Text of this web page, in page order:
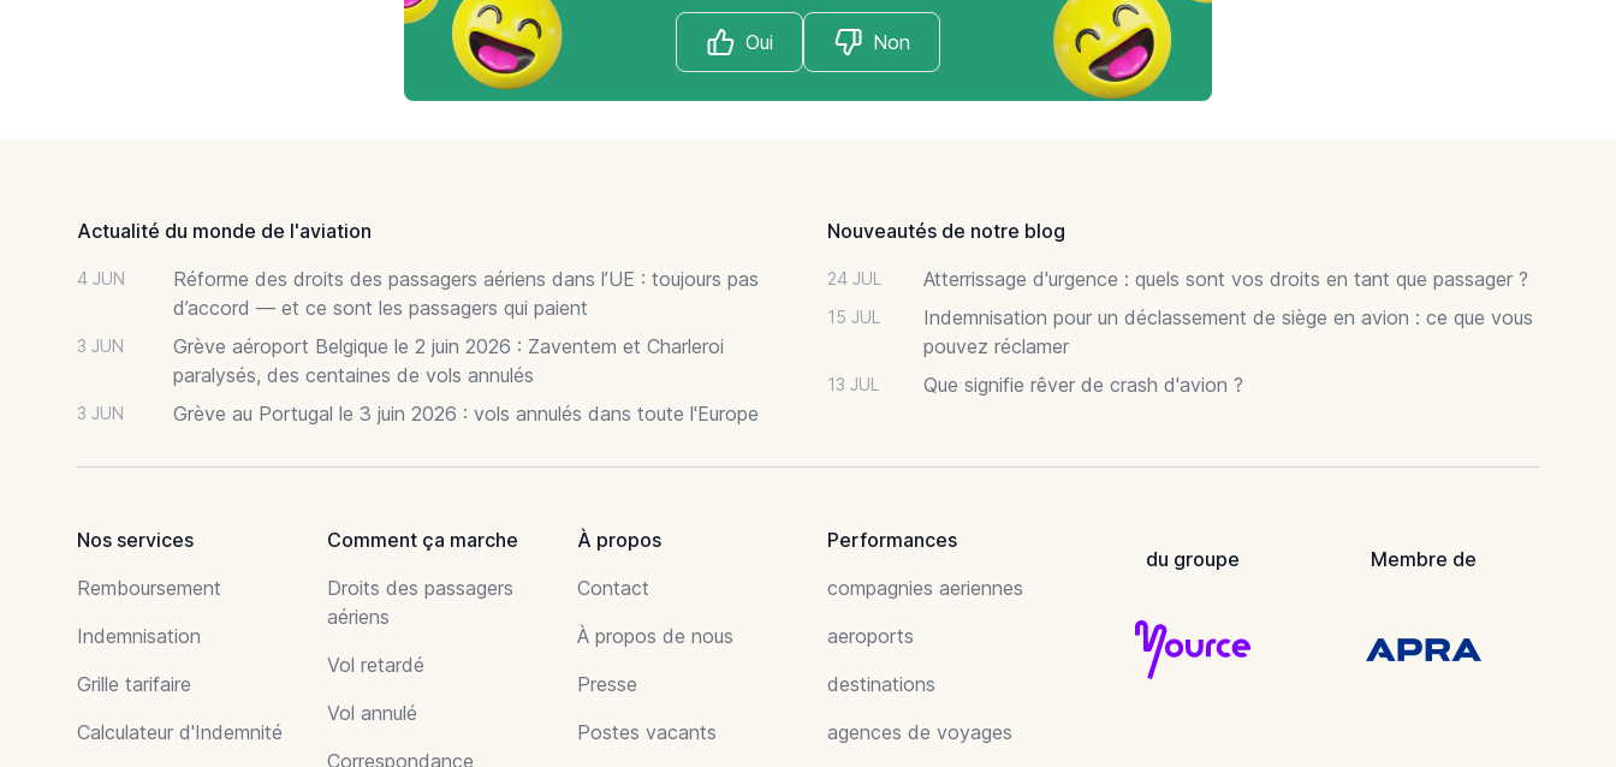
Oui Non
Actualité du monde de l'aviation
4 JUN
Réforme des droits des passagers aériens dans l’UE : toujours pas
d’accord — et ce sont les passagers qui paient
3 JUN
Grève aéroport Belgique le 2 juin 2026 : Zaventem et Charleroi
paralysés, des centaines de vols annulés
3 JUN Grève au Portugal le 3 juin 2026 : vols annulés dans toute l'Europe
Nouveautés de notre blog
24 JUL Atterrissage d'urgence : quels sont vos droits en tant que passager ?
15 JUL
Indemnisation pour un déclassement de siège en avion : ce que vous
pouvez réclamer
13 JUL Que signifie rêver de crash d'avion ?
Nos services
Remboursement
Indemnisation
Grille tarifaire
Calculateur d'Indemnité
Comment ça marche
Droits des passagers
aériens
Vol retardé
Vol annulé
Correspondance
À propos
Contact
À propos de nous
Presse
Postes vacants
Performances
compagnies aeriennes
aeroports
destinations
agences de voyages
du groupe Membre de